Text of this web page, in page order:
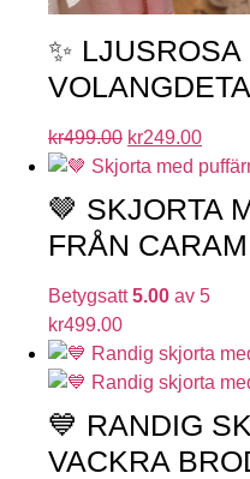
✨
kr499.00 kr249.00
🤎 SKJORTA
FRÅN
Betygsatt5.00 av 5
kr499.00
💙 RANDIG
VACKRA